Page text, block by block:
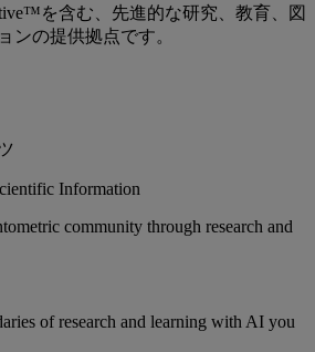
を含む、先進的な研究、教育、図
ンの提供拠点です。
Information
community through research and
of research and learning with AI you